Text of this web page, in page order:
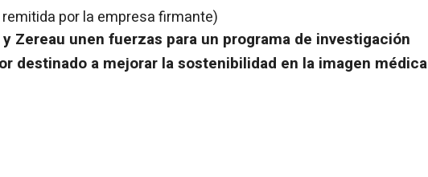
por la empresa firmante)
Zereau unen fuerzas para un programa de investigación
destinado a mejorar la sostenibilidad en la imagen médica